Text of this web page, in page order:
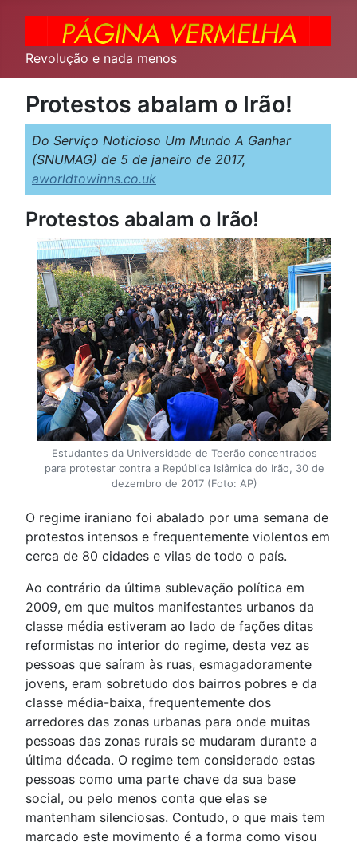
Revolução e nada menos
Protestos abalam o Irão!
Do Serviço Noticioso Um Mundo A Ganhar
(SNUMAG) de 5 de janeiro de 2017,
aworldtowinns.co.uk
Protestos abalam o Irão!
Estudantes da Universidade de Teerão concentrados
para protestar contra a República Islâmica do Irão, 30 de
dezembro de 2017 (Foto: AP)
O regime iraniano foi abalado por uma semana de
protestos intensos e frequentemente violentos em
cerca de 80 cidades e vilas de todo o país.
Ao contrário da última sublevação política em
2009, em que muitos manifestantes urbanos da
classe média estiveram ao lado de fações ditas
reformistas no interior do regime, desta vez as
pessoas que saíram às ruas, esmagadoramente
jovens, eram sobretudo dos bairros pobres e da
classe média-baixa, frequentemente dos
arredores das zonas urbanas para onde muitas
pessoas das zonas rurais se mudaram durante a
última década. O regime tem considerado estas
pessoas como uma parte chave da sua base
social, ou pelo menos conta que elas se
mantenham silenciosas. Contudo, o que mais tem
marcado este movimento é a forma como visou